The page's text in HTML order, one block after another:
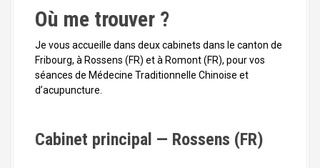
Où me trouver ?
Je vous accueille dans deux cabinets dans le canton de
Fribourg, à Rossens (FR) et à Romont (FR), pour vos
séances de Médecine Traditionnelle Chinoise et
d’acupuncture.
Cabinet principal — Rossens (FR)